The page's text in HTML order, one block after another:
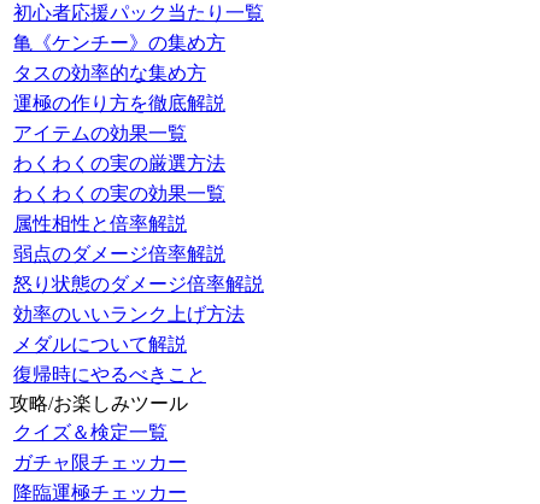
初心者応援パック当たり一覧
亀《ケンチー》の集め方
タスの効率的な集め方
運極の作り方を徹底解説
アイテムの効果一覧
わくわくの実の厳選方法
わくわくの実の効果一覧
属性相性と倍率解説
弱点のダメージ倍率解説
怒り状態のダメージ倍率解説
効率のいいランク上げ方法
メダルについて解説
復帰時にやるべきこと
攻略/お楽しみツール
クイズ＆検定一覧
ガチャ限チェッカー
降臨運極チェッカー